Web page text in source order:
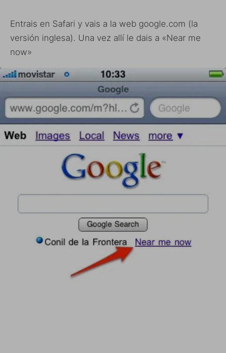
Entrais en Safari y vais a la web google.com (la
versión inglesa). Una vez allí le dais a «Near me
now»